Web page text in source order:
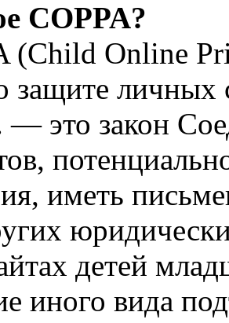
COPPA?
(Child Online
защите личных
— это закон
иметь
детей
иного вида